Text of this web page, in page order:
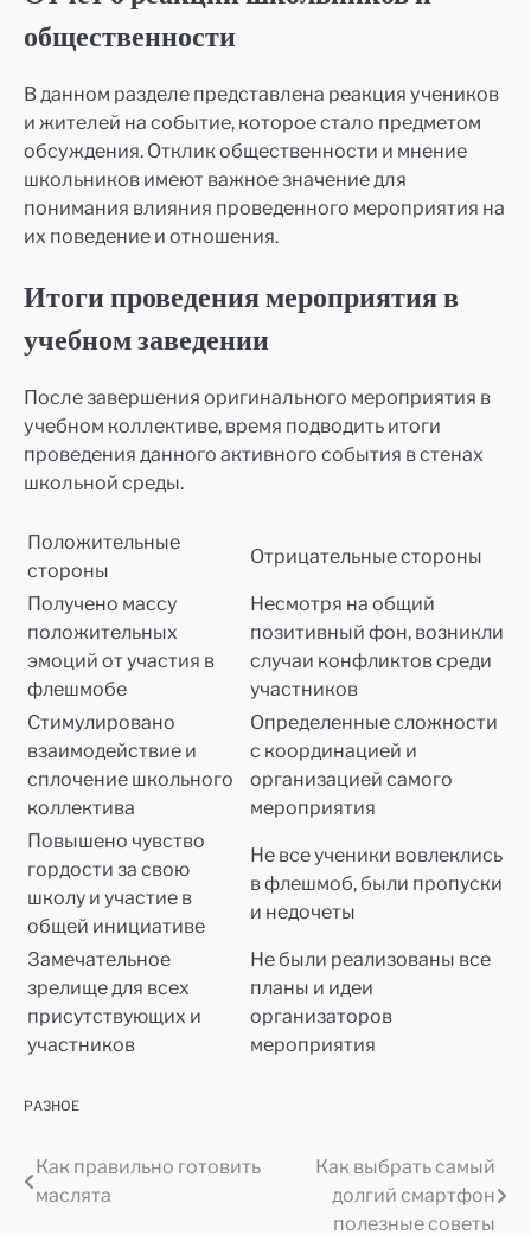
общественности
В данном разделе представлена реакция учеников
и жителей на событие, которое стало предметом
обсуждения. Отклик общественности и мнение
школьников имеют важное значение для
понимания влияния проведенного мероприятия на
их поведение и отношения.
Итоги проведения мероприятия в
учебном заведении
После завершения оригинального мероприятия в
учебном коллективе, время подводить итоги
проведения данного активного события в стенах
школьной среды.
Положительные
стороны
Отрицательные стороны
Получено массу
положительных
эмоций от участия в
флешмобе
Несмотря на общий
позитивный фон, возникли
случаи конфликтов среди
участников
Стимулировано
взаимодействие и
сплочение школьного
коллектива
Определенные сложности
с координацией и
организацией самого
мероприятия
Повышено чувство
гордости за свою
школу и участие в
общей инициативе
Не все ученики вовлеклись
в флешмоб, были пропуски
и недочеты
Замечательное
зрелище для всех
присутствующих и
участников
Не были реализованы все
планы и идеи
организаторов
мероприятия
РАЗНОЕ
Навигация
Как правильно готовить
маслята
Как выбрать самый
долгий смартфон
полезные советы